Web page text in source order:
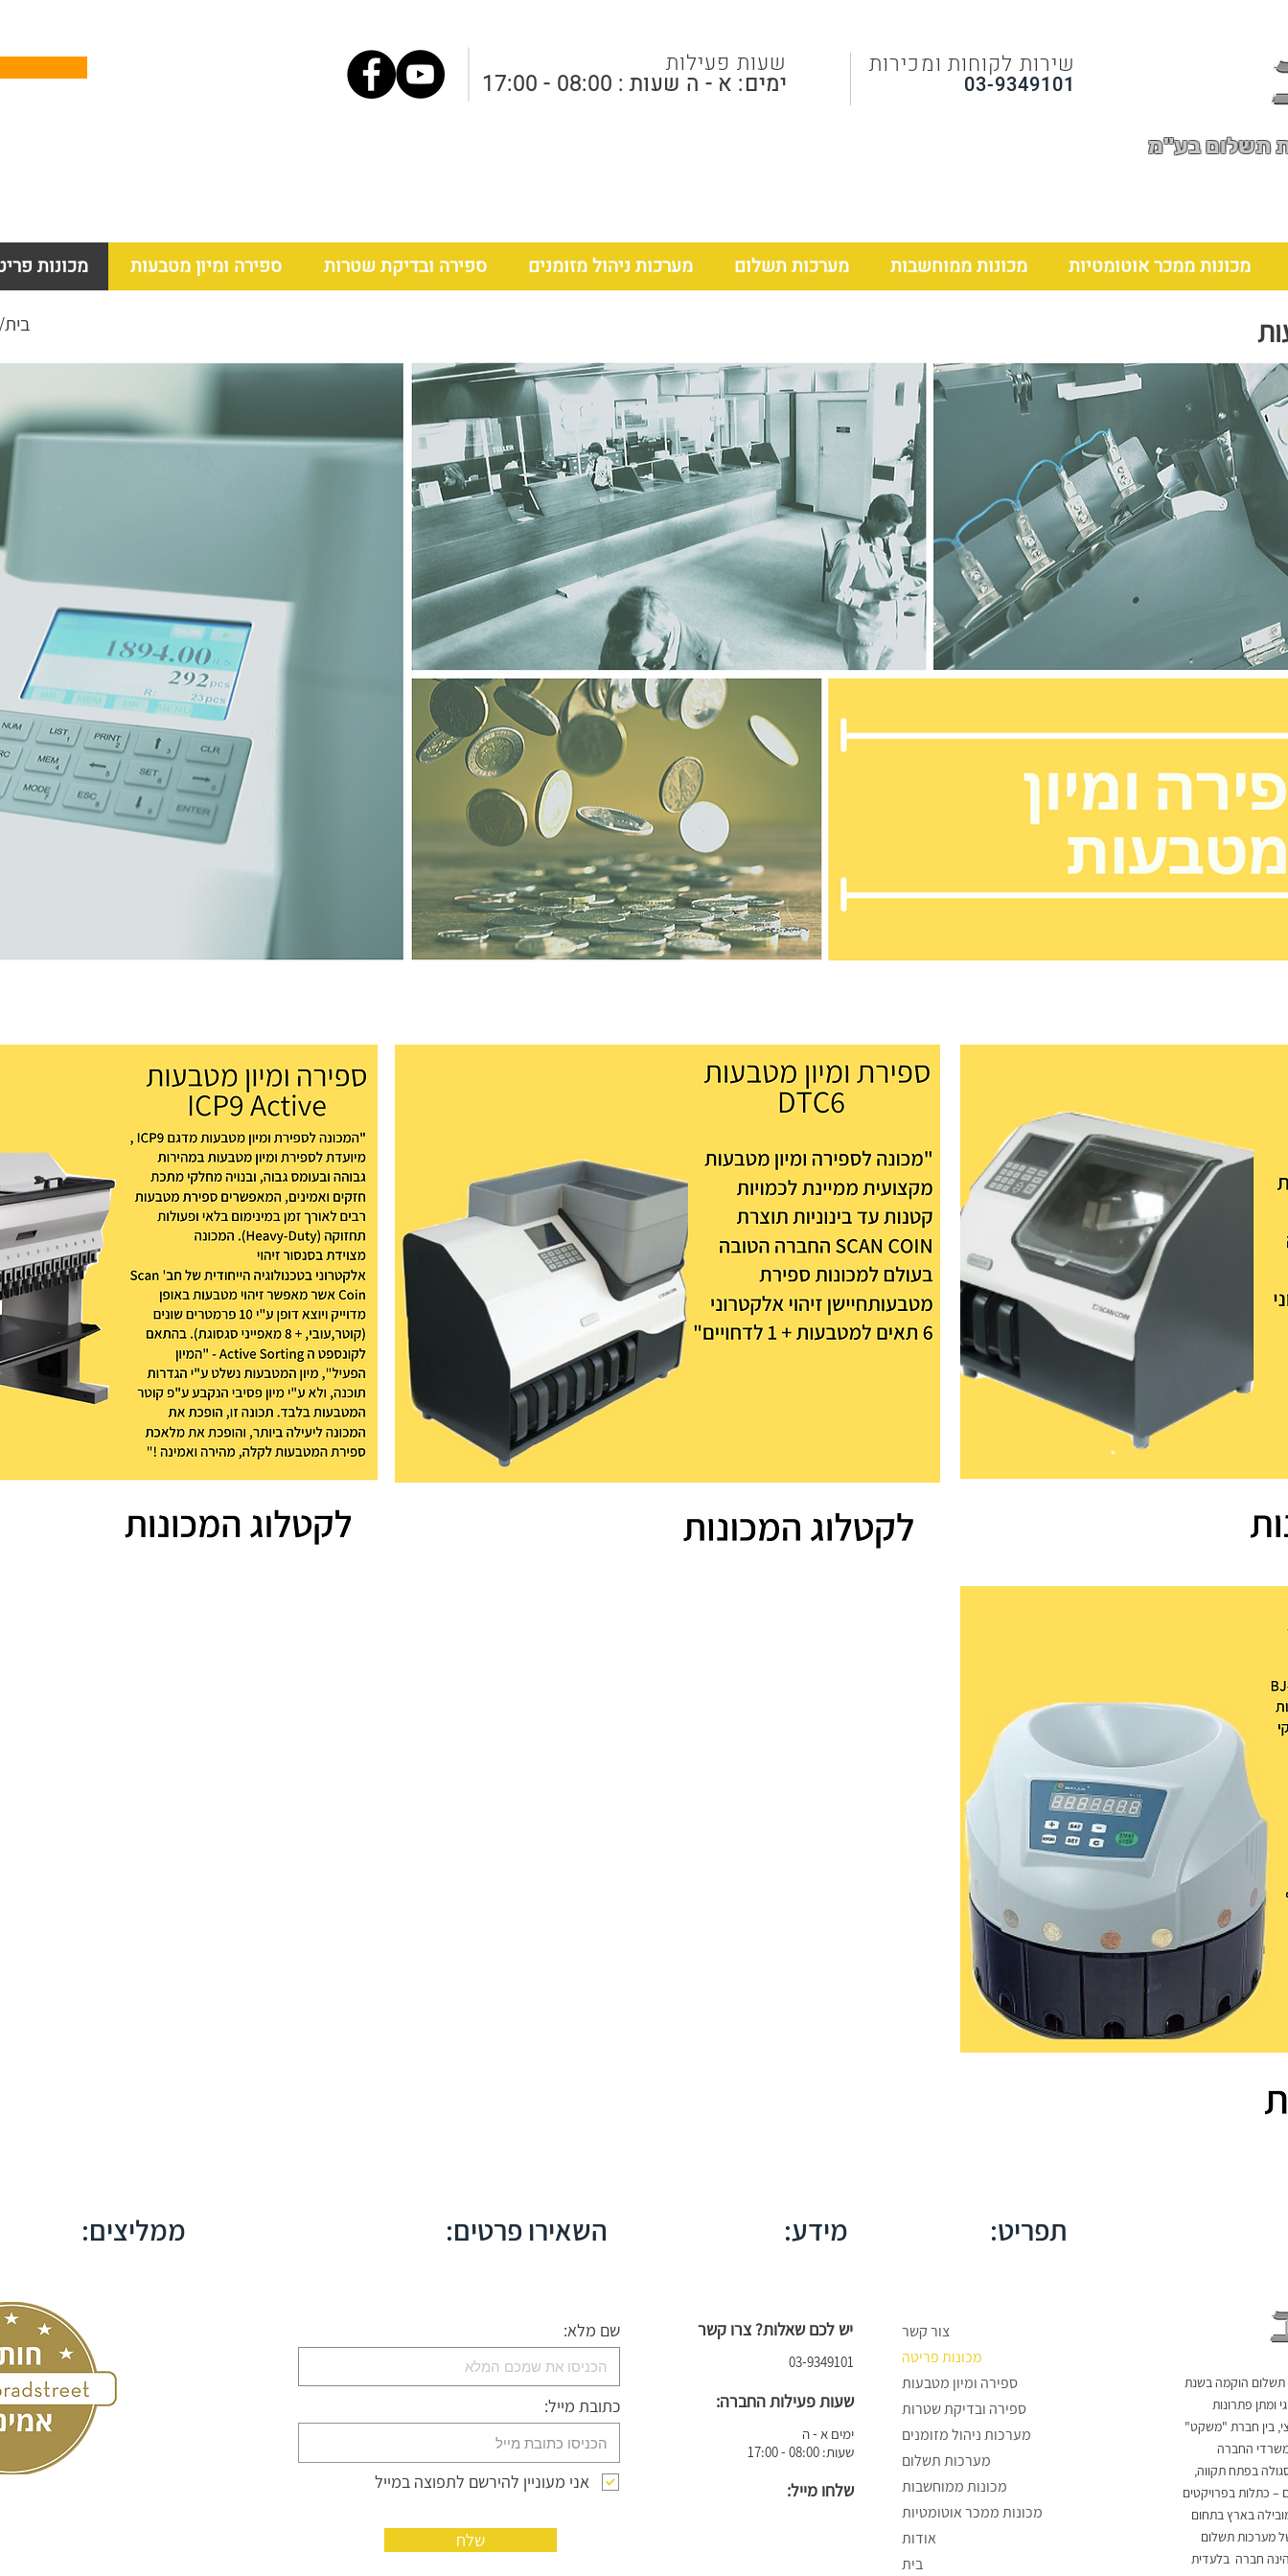
שירות לקוחות ומכירות
03-9349101
שעות פעילות
ימים: א - ה שעות : 08:00 - 17:00
תשלום בע"מ
בית
מכונות ספירה ומיון מטבעות ספירה ובדיקת שטרות מערכות ניהול מזומנים מערכות תשלום מכונות ממוחשבות מכונות ממכר אוטומטיות
ממליצים: השאירו פרטים: מידע: תפריט:
יש לכם שאלות? צרו קשר
03-9349101
:שעות פעילות החברה
ימים א - ה
שעות: 08:00 - 17:00
:שלחו מייל
שם מלא:
כתובת מייל:
אני מעוניין להירשם לתפוצה במייל
שלח
צור קשר
מכונות פריטה
ספירה ומיון מטבעות
ספירה ובדיקת שטרות
מערכות ניהול מזומנים
מערכות תשלום
מכונות ממוחשבות
מכונות ממכר אוטומטיות
אודות
בית
תשלום הוקמה בשנת
ומתן פתרונות
בין חברת "משקט"
החברה
בפתח תקווה,
12-8 עובדים – כתלות בפרויקטים
בארץ בתחום
של מערכות תשלום
חברה בלעדית